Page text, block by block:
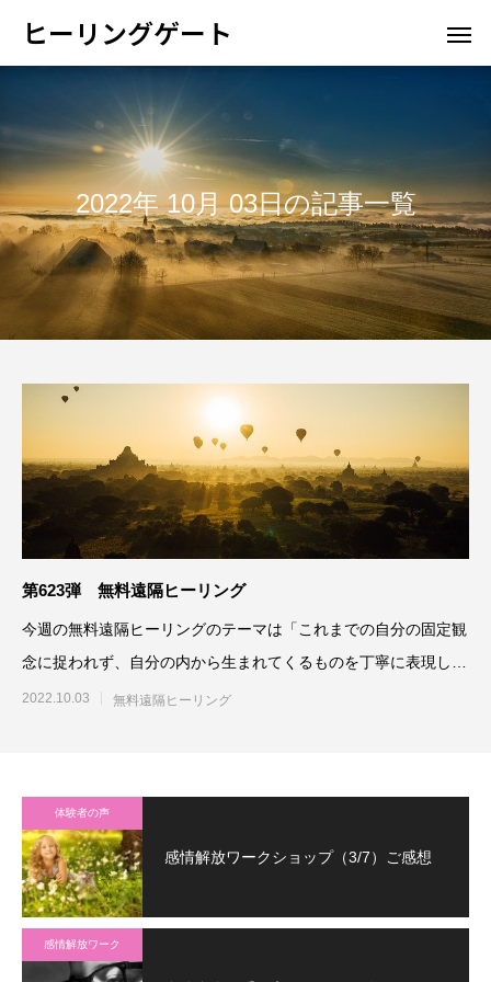
ヒーリングゲート
2022年 10月 03日の記事一覧
第623弾 無料遠隔ヒーリング
今週の無料遠隔ヒーリングのテーマは「これまでの自分の固定観
念に捉われず、自分の内から生まれてくるものを丁寧に表現して
いくよう最高最善に働きか
2022.10.03 無料遠隔ヒーリング
体験者の声
感情解放ワークショップ（3/7）ご感想
感情解放ワーク